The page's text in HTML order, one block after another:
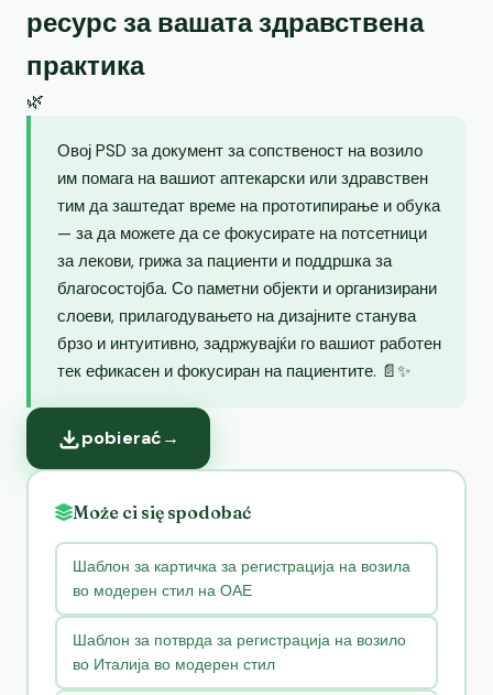
ресурс за вашата здравствена
практика
🌿
Овој PSD за документ за сопственост на возило
им помага на вашиот аптекарски или здравствен
тим да заштедат време на прототипирање и обука
— за да можете да се фокусирате на потсетници
за лекови, грижа за пациенти и поддршка за
благосостојба. Со паметни објекти и организирани
слоеви, прилагодувањето на дизајните станува
брзо и интуитивно, задржувајќи го вашиот работен
тек ефикасен и фокусиран на пациентите. 📄✨
pobierać→
Może ci się spodobać
Шаблон за картичка за регистрација на возила
во модерен стил на ОАЕ
Шаблон за потврда за регистрација на возило
во Италија во модерен стил